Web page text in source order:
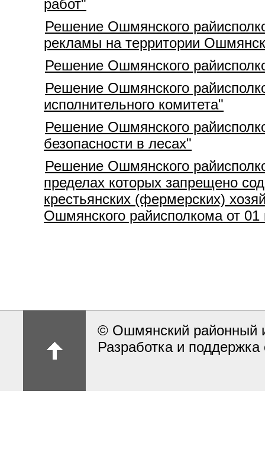
работ"
Решение Ошмянского
рекламы на территории
Решение Ошмянского
Решение Ошмянского
исполнительного комитета"
Решение Ошмянского
безопасности в лесах"
Решение Ошмянского
пределах которых запрещено
крестьянских (фермерских)
Ошмянского райисполкома от
© Ошмянский районный
Разработка и поддержка